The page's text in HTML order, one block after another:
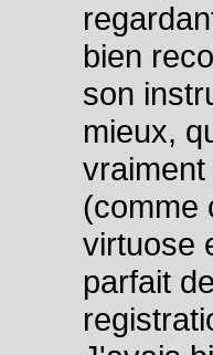
bien
son
mieux,
(comme
virtuose
parfait